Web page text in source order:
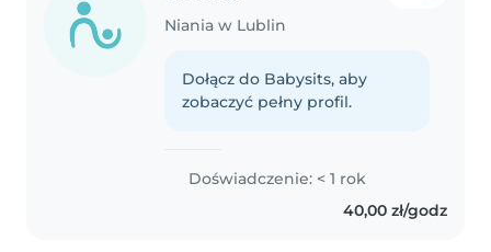
Niania w Lublin
Dołącz do Babysits, aby
zobaczyć pełny profil.
Doświadczenie: < 1 rok
40,00 zł/godz